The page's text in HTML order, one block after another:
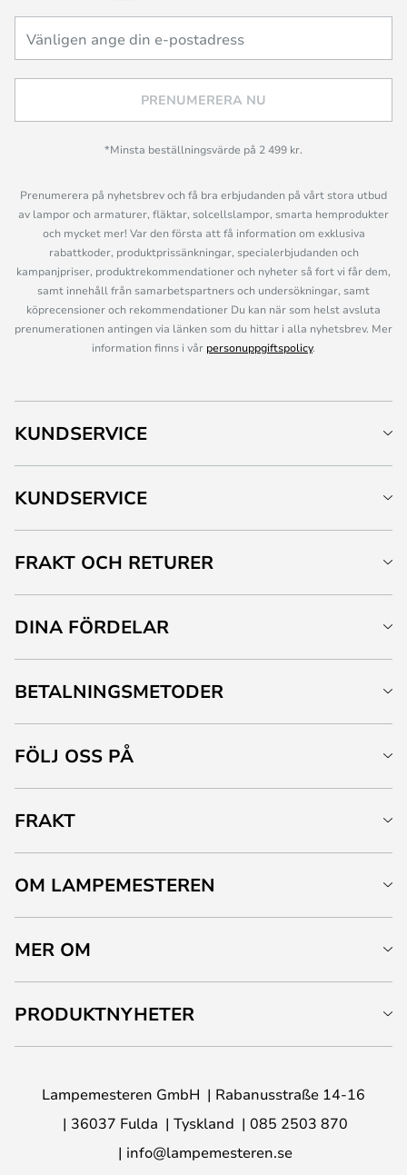
PRENUMERERA NU
*Minsta beställningsvärde på 2 499 kr.
Prenumerera på nyhetsbrev och få bra erbjudanden på vårt stora utbud
av lampor och armaturer, fläktar, solcellslampor, smarta hemprodukter
och mycket mer! Var den första att få information om exklusiva
rabattkoder, produktprissänkningar, specialerbjudanden och
kampanjpriser, produktrekommendationer och nyheter så fort vi får dem,
samt innehåll från samarbetspartners och undersökningar, samt
köprecensioner och rekommendationer Du kan när som helst avsluta
prenumerationen antingen via länken som du hittar i alla nyhetsbrev. Mer
information finns i vår personuppgiftspolicy.
KUNDSERVICE
KUNDSERVICE
FRAKT OCH RETURER
DINA FÖRDELAR
BETALNINGSMETODER
FÖLJ OSS PÅ
FRAKT
OM LAMPEMESTEREN
MER OM
PRODUKTNYHETER
Lampemesteren GmbH
Rabanusstraße 14-16
36037 Fulda
Tyskland
085 2503 870
info@lampemesteren.se